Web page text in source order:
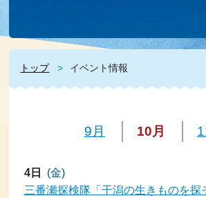
トップ イベント情報
9月 10月
4日
(金)
三番瀬探検隊「干潟の生きものを探